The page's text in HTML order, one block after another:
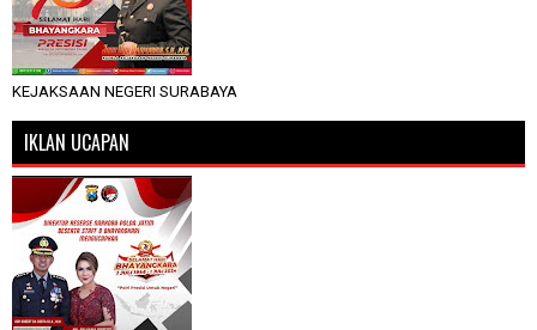
KEJAKSAAN NEGERI SURABAYA
IKLAN UCAPAN